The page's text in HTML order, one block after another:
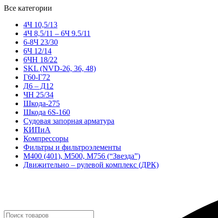
Все категории
4Ч 10,5/13
4Ч 8,5/11 – 6Ч 9.5/11
6-8Ч 23/30
6Ч 12/14
6ЧН 18/22
SKL (NVD-26, 36, 48)
Г60-Г72
Д6 – Д12
ЧН 25/34
Шкода-275
Шкода 6S-160
Судовая запорная арматура
КИПиА
Компрессоры
Фильтры и фильтроэлементы
М400 (401), М500, М756 (“Звезда”)
Движительно – рулевой комплекс (ДРК)